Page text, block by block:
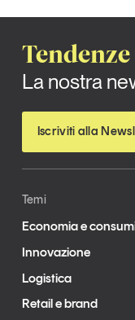
La nostra
Iscriviti alla
Temi
Economia e
Innovazione
Logistica
Retail e brand